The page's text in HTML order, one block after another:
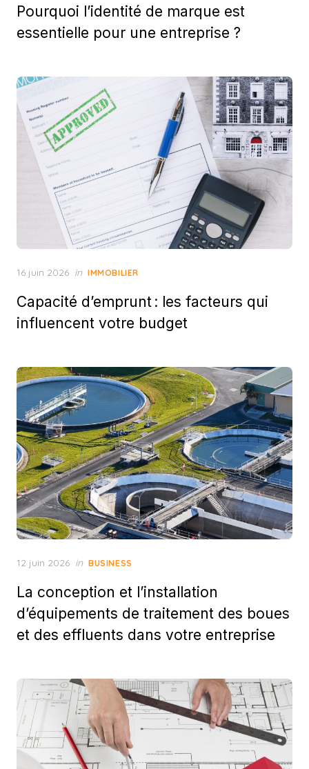
Pourquoi l’identité de marque est
essentielle pour une entreprise ?
Posted
16 juin 2026 in IMMOBILIER
Capacité d’emprunt : les facteurs qui
influencent votre budget
Posted
12 juin 2026 in BUSINESS
La conception et l’installation
d’équipements de traitement des boues
et des effluents dans votre entreprise